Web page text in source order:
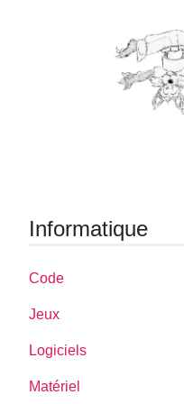
Informatique
Code
Jeux
Logiciels
Matériel